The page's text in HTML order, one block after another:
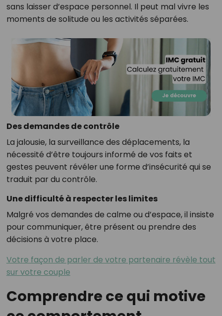
sans laisser d’espace personnel. Il peut mal vivre les
moments de solitude ou les activités séparées.
Des demandes de contrôle
La jalousie, la surveillance des déplacements, la
nécessité d’être toujours informé de vos faits et
gestes peuvent révéler une forme d’insécurité qui se
traduit par du contrôle.
Une difficulté à respecter les limites
Malgré vos demandes de calme ou d’espace, il insiste
pour communiquer, être présent ou prendre des
décisions à votre place.
Votre façon de parler de votre partenaire révèle tout
sur votre couple
Comprendre ce qui motive